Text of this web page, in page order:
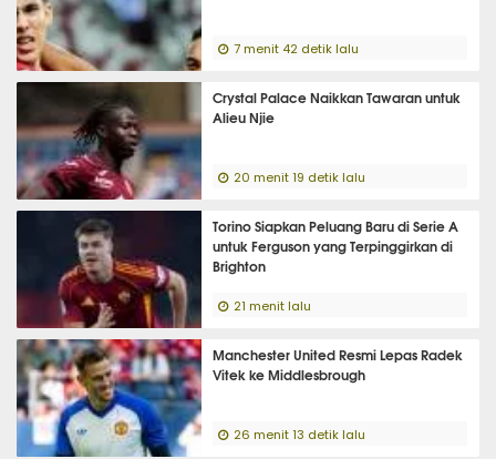
7 menit 42 detik lalu
Crystal Palace Naikkan Tawaran untuk
Alieu Njie
20 menit 19 detik lalu
Torino Siapkan Peluang Baru di Serie A
untuk Ferguson yang Terpinggirkan di
Brighton
21 menit lalu
Manchester United Resmi Lepas Radek
Vitek ke Middlesbrough
26 menit 13 detik lalu